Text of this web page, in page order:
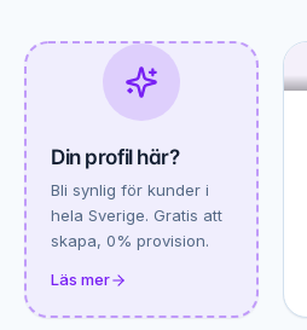
Din profil här?
Bli synlig för kunder i
hela Sverige. Gratis att
skapa, 0% provision.
Läs mer